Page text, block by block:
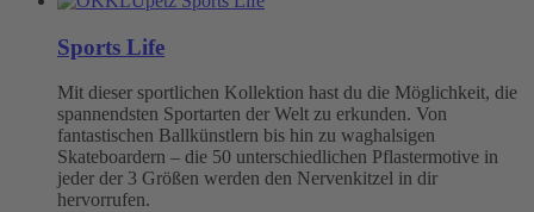
Sports Life
Mit dieser sportlichen Kollektion hast du die Möglichkeit, die
spannendsten Sportarten der Welt zu erkunden. Von
fantastischen Ballkünstlern bis hin zu waghalsigen
Skateboardern – die 50 unterschiedlichen Pflastermotive in
jeder der 3 Größen werden den Nervenkitzel in dir
hervorrufen.